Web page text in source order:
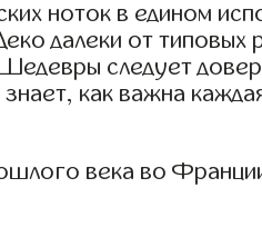
ноток в едином
далеки от типовых
следует
как важна
века во